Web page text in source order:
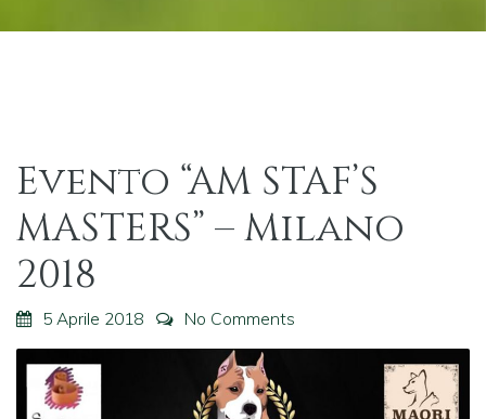
Evento “AM STAF’S
MASTERS” – Milano
2018
5 Aprile 2018 No Comments